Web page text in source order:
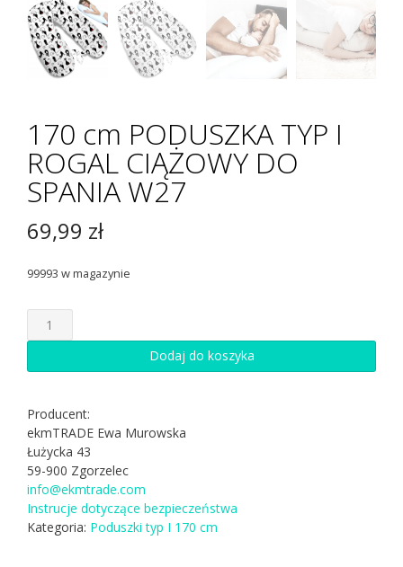
170 cm PODUSZKA TYP I
ROGAL CIĄŻOWY DO
SPANIA W27
69,99 zł
99993 w magazynie
ilość
170
PODUSZKA
I
ROGAL
CIĄŻOWY
DO
SPANIA
W27
Dodaj do koszyka
Producent:
ekmTRADE Ewa Murowska
Łużycka 43
59-900 Zgorzelec
info@ekmtrade.com
Instrucje dotyczące bezpieczeństwa
Kategoria: Poduszki typ I 170 cm